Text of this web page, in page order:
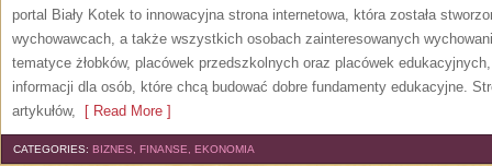
portal Biały Kotek to innowacyjna strona internetowa, która została
wychowawcach, a także wszystkich osobach zainteresowanych
tematyce żłobków, placówek przedszkolnych oraz placówek
informacji dla osób, które chcą budować dobre fundamenty edukacyjne.
artykułów, [ Read More ]
CATEGORIES: BIZNES, FINANSE, EKONOMIA